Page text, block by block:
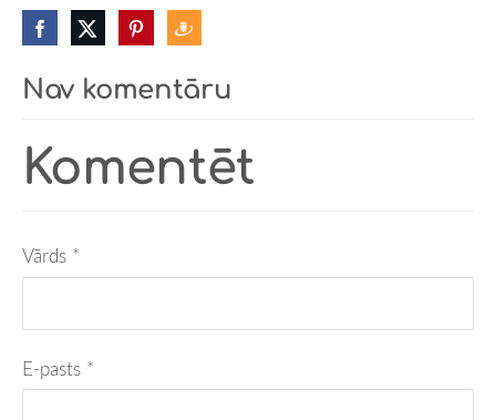
Nav komentāru
Komentēt
Vārds *
E-pasts *